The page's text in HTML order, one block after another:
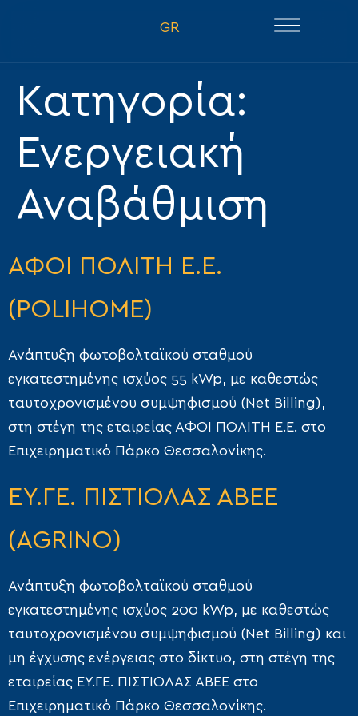
GR
Κατηγορία:
Ενεργειακή
Αναβάθμιση
ΑΦΟΙ ΠΟΛΙΤΗ Ε.Ε.
(POLIHOME)
Ανάπτυξη φωτοβολταϊκού σταθμού
εγκατεστημένης ισχύος 55 kWp, με καθεστώς
ταυτοχρονισμένου συμψηφισμού (Net Billing),
στη στέγη της εταιρείας ΑΦΟΙ ΠΟΛΙΤΗ Ε.Ε. στο
Επιχειρηματικό Πάρκο Θεσσαλονίκης.
ΕΥ.ΓΕ. ΠΙΣΤΙΟΛΑΣ ΑΒΕΕ
(AGRINO)
Ανάπτυξη φωτοβολταϊκού σταθμού
εγκατεστημένης ισχύος 200 kWp, με καθεστώς
ταυτοχρονισμένου συμψηφισμού (Net Billing) και
μη έγχυσης ενέργειας στο δίκτυο, στη στέγη της
εταιρείας ΕΥ.ΓΕ. ΠΙΣΤΙΟΛΑΣ ΑΒΕΕ στο
Επιχειρηματικό Πάρκο Θεσσαλονίκης.